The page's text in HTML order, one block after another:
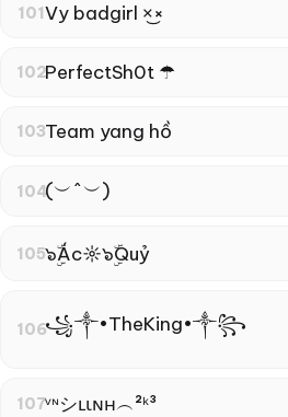
101 Vy badgirl ×͜×
102PerfectSh0t ☂
103Team yang hồ
104(︶^︶)
105๖ۣۜÁc☼๖ۣۜQuỷ
106꧁༒•TheKing•༒꧂
107ᵛᶰシʟιɴн︵²ᵏ³